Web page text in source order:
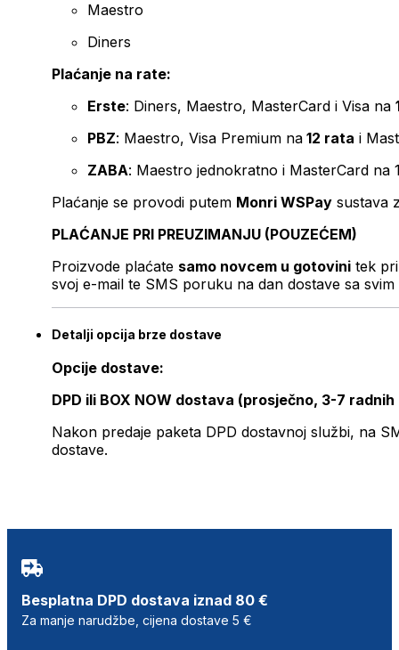
Maestro
Diners
Plaćanje na rate:
Erste: Diners, Maestro, MasterCard i Visa na
PBZ: Maestro, Visa Premium na 12 rata i
ZABA: Maestro jednokratno i MasterCard na
Plaćanje se provodi putem Monri WSPay sustava
PLAĆANJE PRI PREUZIMANJU (POUZEĆEM)
Proizvode plaćate samo novcem u gotovini tek
svoj e-mail te SMS poruku na dan dostave sa svim
Detalji opcija brze dostave
Opcije dostave:
DPD ili BOX NOW dostava (prosječno, 3-7 radnih
Nakon predaje paketa DPD dostavnoj službi, na
dostave.
Besplatna DPD dostava iznad 80 €
Za manje narudžbe, cijena dostave 5 €